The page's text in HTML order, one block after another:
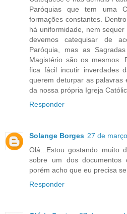
Paróquias que tem uma
formações constantes.
há uniformidade, nem
devemos catequisar de
Paróquia, mas as
Magistério são os mesmos.
fica fácil incutir inverdades
querem deturpar as palavras
da nossa própria Igreja
Responder
Solange Borges 27 de
Olá...Estou gostando muito
sobre um dos documentos
porém acho que eu precisa
Responder